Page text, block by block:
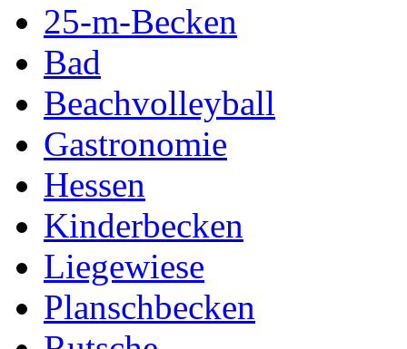
25-m-Becken
Bad
Beachvolleyball
Gastronomie
Hessen
Kinderbecken
Liegewiese
Planschbecken